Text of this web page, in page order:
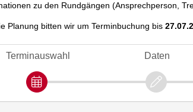
zu den Rundgängen (Ansprechperson,
Planung bitten wir um Terminbuchung bis
Terminauswahl Daten